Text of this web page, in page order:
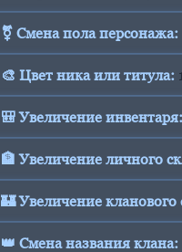
⚧ Смена пола персонажа:
🎨 Цвет ника или титула:
🎒 Увеличение инвентаря:
🏦 Увеличение личного
🏰 Увеличение кланового
👑 Смена названия клана: